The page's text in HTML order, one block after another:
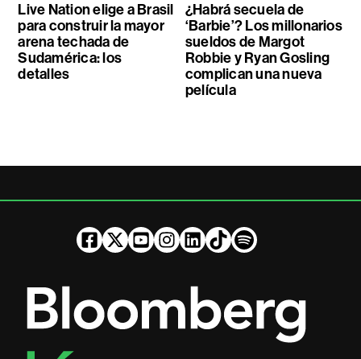
Live Nation elige a Brasil
para construir la mayor
arena techada de
Sudamérica: los
detalles
¿Habrá secuela de
‘Barbie’? Los millonarios
sueldos de Margot
Robbie y Ryan Gosling
complican una nueva
película